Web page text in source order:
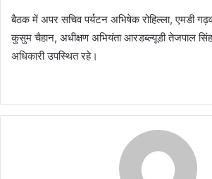
बैठक में अपर सचिव पर्यटन अभिषेक रोहिल्ला, एमडी
कुसुम चैहान, अधीक्षण अभियंता आरडब्ल्यूडी तेजपाल
अधिकारी उपस्थित रहे।